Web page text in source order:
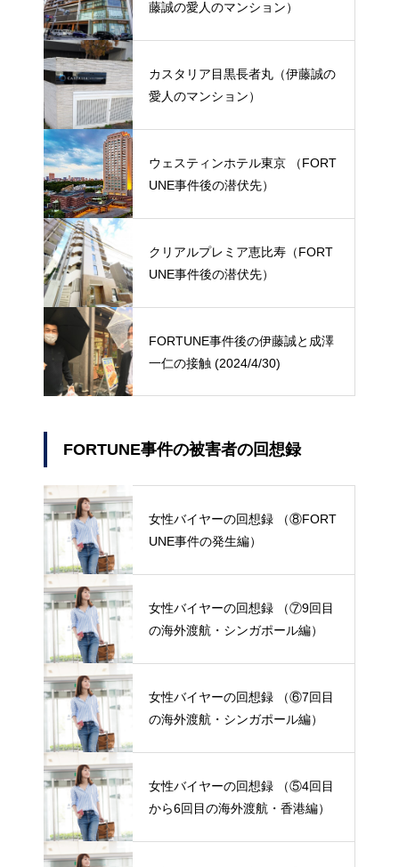
藤誠の愛人のマンション）
カスタリア目黒長者丸（伊藤誠の
愛人のマンション）
ウェスティンホテル東京 （FORT
UNE事件後の潜伏先）
クリアルプレミア恵比寿（FORT
UNE事件後の潜伏先）
FORTUNE事件後の伊藤誠と成澤
一仁の接触 (2024/4/30)
FORTUNE事件の被害者の回想録
女性バイヤーの回想録 （⑧FORT
UNE事件の発生編）
女性バイヤーの回想録 （⑦9回目
の海外渡航・シンガポール編）
女性バイヤーの回想録 （⑥7回目
の海外渡航・シンガポール編）
女性バイヤーの回想録 （⑤4回目
から6回目の海外渡航・香港編）